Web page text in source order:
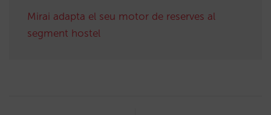
Mirai adapta el seu motor de reserves al
segment hostel